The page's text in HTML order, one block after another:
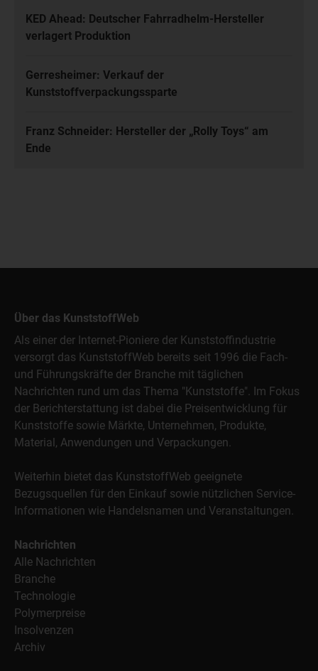
KED Ahead: Deutscher Fahrradhelm-Hersteller
verlagert Produktion
Gerresheimer: Verkauf der
Kunststoffverpackungssparte
Franz Schneider: Hersteller der „Rolly Toys“ am
Ende
Über das KunststoffWeb
Als einer der Internet-Pioniere der Kunststoffindustrie
versorgt das KunststoffWeb bereits seit 1996 die Fach-
und Führungskräfte der Branche mit täglichen
Nachrichten rund um das Thema "Kunststoffe". Im Fokus
der Berichterstattung ist dabei die Preisentwicklung für
Kunststoffe sowie Märkte, Unternehmen, Produkte,
Material, Anwendungen und Verpackungen.
Weiterhin bietet das KunststoffWeb geeignete
Bezugsquellen für den Einkauf sowie nützlichen Service-
Informationen wie Handelsnamen und Veranstaltungen.
Nachrichten
Alle Nachrichten
Branche
Technologie
Polymerpreise
Insolvenzen
Archiv